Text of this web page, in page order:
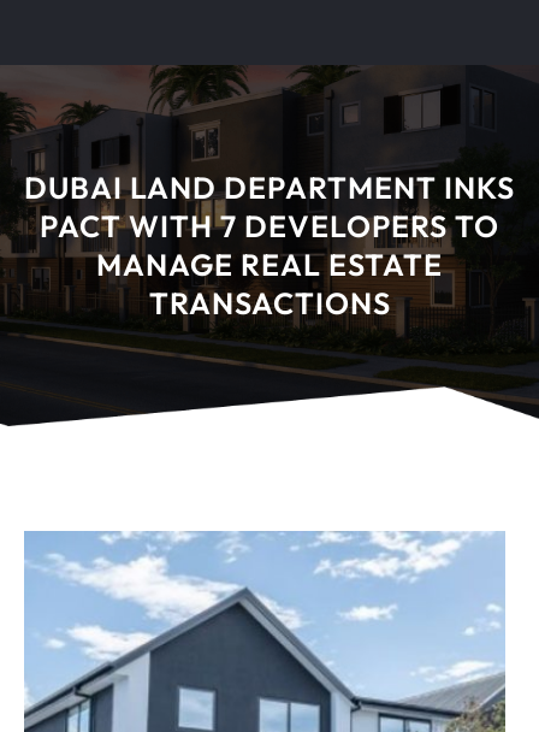
DUBAI LAND DEPARTMENT INKS
PACT WITH 7 DEVELOPERS TO
MANAGE REAL ESTATE
TRANSACTIONS